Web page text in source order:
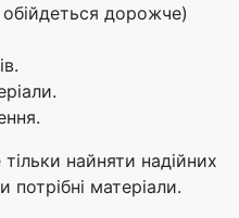
обійдеться дорожче)
найняти надійних
потрібні матеріали.